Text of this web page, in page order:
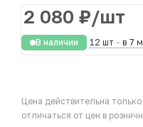
2 080 ₽/шт
В наличии 12 шт - в 7
Цена действительна
отличаться от цен в